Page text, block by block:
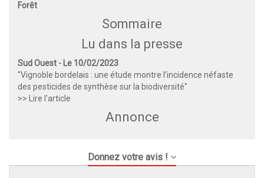
Forêt
Sommaire
Lu dans la presse
Sud Ouest - Le 10/02/2023
"Vignoble bordelais : une étude montre l’incidence néfaste
des pesticides de synthèse sur la biodiversité"
>> Lire l'article
Annonce
Donnez votre avis !